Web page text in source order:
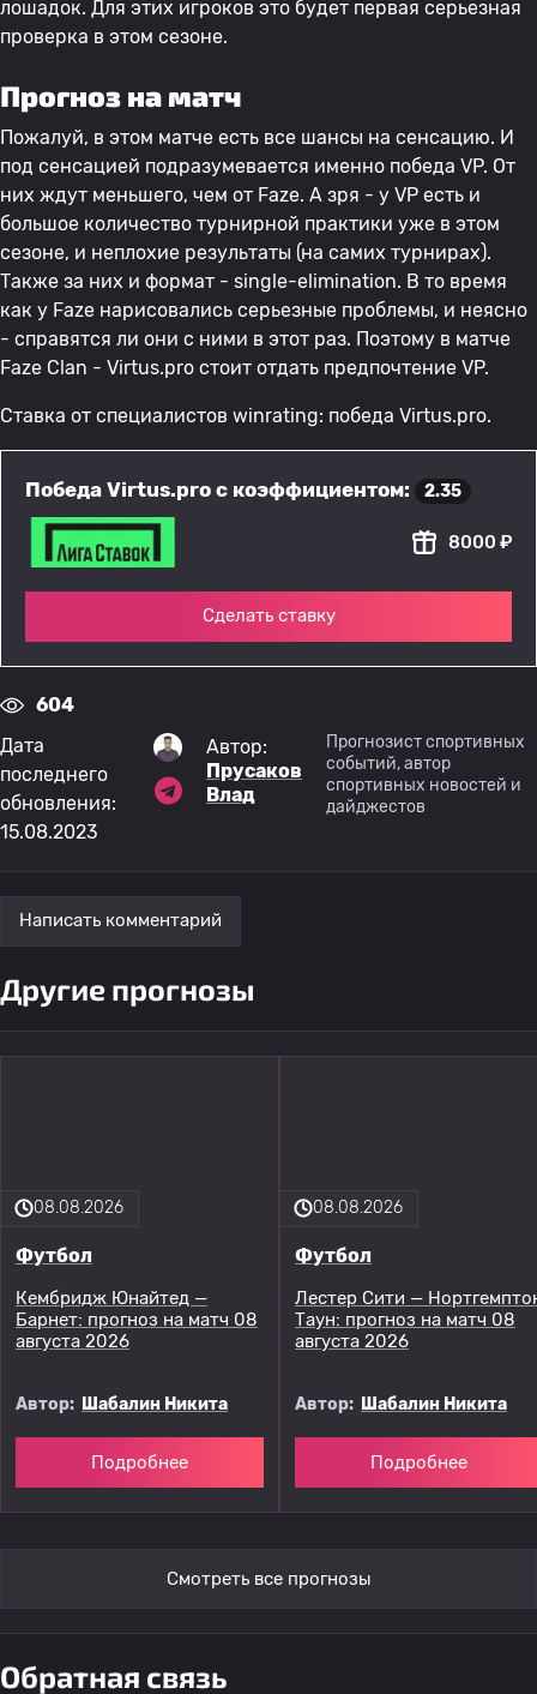
лошадок. Для этих игроков это будет первая серьезная
проверка в этом сезоне.
Прогноз на матч
Пожалуй, в этом матче есть все шансы на сенсацию. И
под сенсацией подразумевается именно победа VP. От
них ждут меньшего, чем от Faze. А зря - у VP есть и
большое количество турнирной практики уже в этом
сезоне, и неплохие результаты (на самих турнирах).
Также за них и формат - single-elimination. В то время
как у Faze нарисовались серьезные проблемы, и неясно
- справятся ли они с ними в этот раз. Поэтому в матче
Faze Clan - Virtus.prо стоит отдать предпочтение VP.
Ставка от специалистов winrating: победа Virtus.prо.
Победа Virtus.pro с коэффициентом: 2.35
8000 ₽
Сделать ставку
604
Дата
последнего
обновления:
15.08.2023
Автор:
Прусаков
Влад
Прогнозист спортивных
событий, автор
спортивных новостей и
дайджестов
Написать комментарий
Другие прогнозы
08.08.2026
Футбол
Кембридж Юнайтед —
Барнет: прогноз на матч 08
августа 2026
Автор: Шабалин Никита
Подробнее
08.08.2026
Футбол
Лестер Сити —
Таун: прогноз на матч 08
августа 2026
Автор: Шабалин Никита
Подробнее
Смотреть все прогнозы
Обратная связь